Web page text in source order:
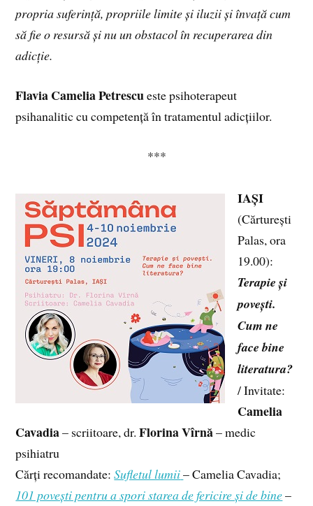
propria suferință, propriile limite și iluzii și învață cum
să fie o resursă și nu un obstacol în recuperarea din
adicție.
Flavia Camelia Petrescueste psihoterapeut
psihanalitic cu competență în tratamentul adicțiilor.
***
IAȘI
(Cărturești
Palas, ora
19.00):
Terapie și
povești.
Cum ne
face bine
literatura?
/ Invitate:
Camelia
Cavadia– scriitoare, dr. Florina Vîrnă– medic
psihiatru
Cărți recomandate: Sufletul lumii– Camelia Cavadia;
101 povești pentru a spori starea de fericire și de bine–